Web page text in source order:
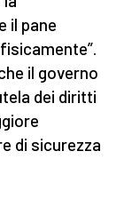
il pane
il governo
dei diritti
di sicurezza